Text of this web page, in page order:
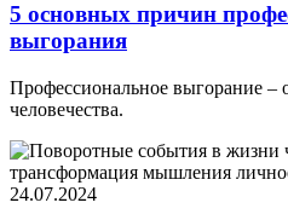
5 основных причин
выгорания
Профессиональное выгорание
человечества.
24.07.2024